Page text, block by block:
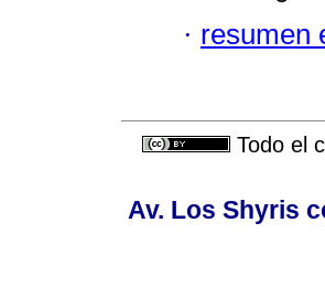
· resumen
Todo el
Av. Los Shyris